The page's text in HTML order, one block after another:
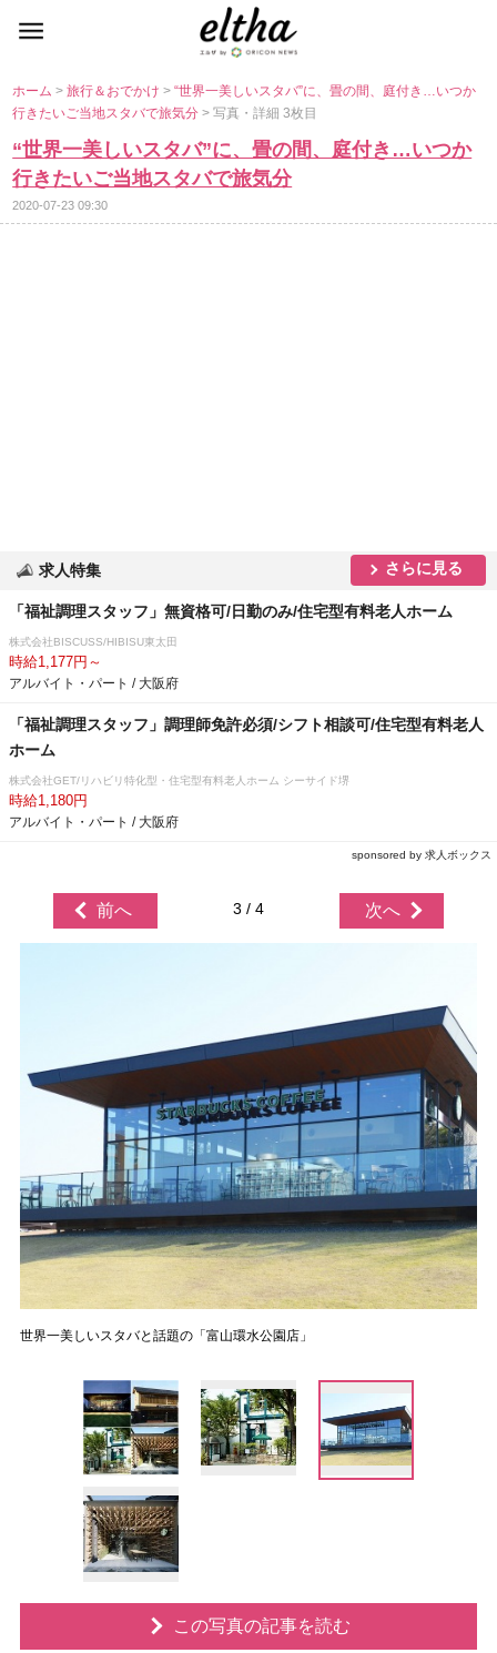
ホーム>旅行＆おでかけ>“世界一美しいスタバ”に、畳の間、庭付き…いつか
行きたいご当地スタバで旅気分> 写真・詳細 3枚目
“世界一美しいスタバ”に、畳の間、庭付き…いつか
行きたいご当地スタバで旅気分
2020-07-23 09:30
求人特集 さらに見る
「福祉調理スタッフ」無資格可/日勤のみ/住宅型有料老人ホーム
株式会社BISCUSS/HIBISU東太田
時給1,177円～
アルバイト・パート / 大阪府
「福祉調理スタッフ」調理師免許必須/シフト相談可/住宅型有料老人
ホーム
株式会社GET/リハビリ特化型・住宅型有料老人ホーム シーサイド堺
時給1,180円
アルバイト・パート / 大阪府
sponsored by 求人ボックス
前へ 3 / 4 次へ
世界一美しいスタバと話題の「富山環水公園店」
この写真の記事を読む